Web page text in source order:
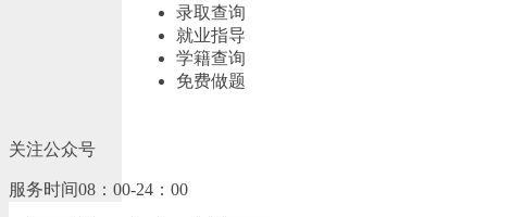
录取查询
就业指导
学籍查询
免费做题
关注公众号
服务时间08：00-24：00